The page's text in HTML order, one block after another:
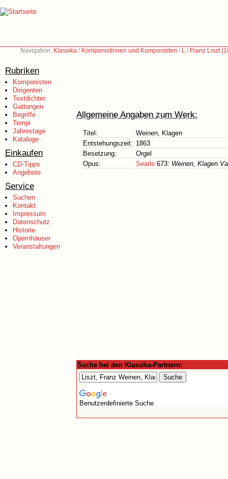
Navigation: Klassika / Komponistinnen und Komponisten / L / Franz Liszt
Rubriken
Komponisten
Dirigenten
Textdichter
Gattungen
Begriffe
Tempi
Jahrestage
Kataloge
Einkaufen
CD-Tipps
Angebote
Service
Suchen
Kontakt
Impressum
Datenschutz
Historie
Opernhäuser
Veranstaltungen
Allgemeine Angaben zum Werk:
Titel:
Weinen, Klagen
Entstehungszeit: 1863
Besetzung:
Orgel
Opus:
Searle 673: Weinen, Klagen
Suche bei den Klassika-Partnern:
Benutzerdefinierte Suche